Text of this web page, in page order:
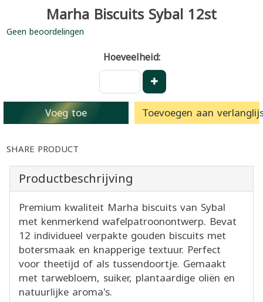
Marha Biscuits Sybal 12st
Geen beoordelingen
Hoeveelheid:
Voeg toe Toevoegen aan
SHARE PRODUCT
Productbeschrijving
Premium kwaliteit Marha biscuits van Sybal
met kenmerkend wafelpatroonontwerp. Bevat
12 individueel verpakte gouden biscuits met
botersmaak en knapperige textuur. Perfect
voor theetijd of als tussendoortje. Gemaakt
met tarwebloem, suiker, plantaardige oliën en
natuurlijke aroma's.